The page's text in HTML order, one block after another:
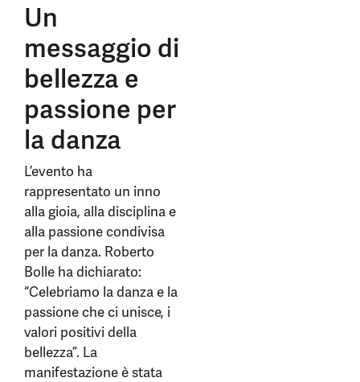
Un
messaggio di
bellezza e
passione per
la danza
L’evento ha
rappresentato un inno
alla gioia, alla disciplina e
alla passione condivisa
per la danza. Roberto
Bolle ha dichiarato:
“Celebriamo la danza e la
passione che ci unisce, i
valori positivi della
bellezza”. La
manifestazione è stata